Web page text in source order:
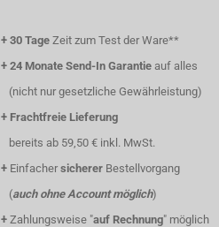
+ 30 Tage Zeit zum Test der Ware**
+ 24 Monate Send-In Garantie auf alles
(nicht nur gesetzliche Gewährleistung)
+ Frachtfreie Lieferung
bereits ab 59,50 € inkl. MwSt.
+ Einfacher sicherer Bestellvorgang
(auch ohne Account möglich)
+ Zahlungsweise "auf Rechnung" möglich